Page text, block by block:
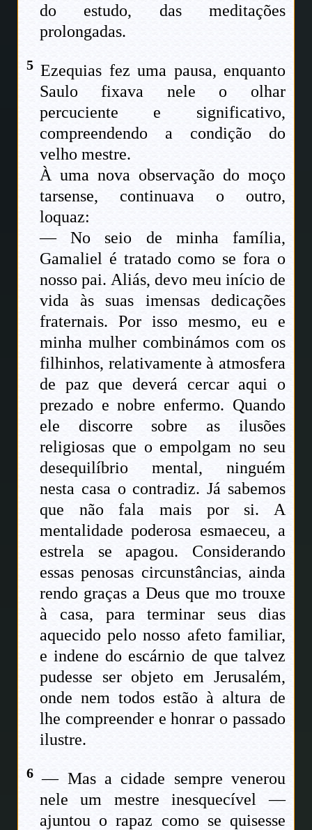
do estudo, das meditações
prolongadas.
5 Ezequias fez uma pausa, enquanto
Saulo fixava nele o olhar
percuciente e significativo,
compreendendo a condição do
velho mestre.
À uma nova observação do moço
tarsense, continuava o outro,
loquaz:
— No seio de minha família,
Gamaliel é tratado como se fora o
nosso pai. Aliás, devo meu início de
vida às suas imensas dedicações
fraternais. Por isso mesmo, eu e
minha mulher combinámos com os
filhinhos, relativamente à atmosfera
de paz que deverá cercar aqui o
prezado e nobre enfermo. Quando
ele discorre sobre as ilusões
religiosas que o empolgam no seu
desequilíbrio mental, ninguém
nesta casa o contradiz. Já sabemos
que não fala mais por si. A
mentalidade poderosa esmaeceu, a
estrela se apagou. Considerando
essas penosas circunstâncias, ainda
rendo graças a Deus que mo trouxe
à casa, para terminar seus dias
aquecido pelo nosso afeto familiar,
e indene do escárnio de que talvez
pudesse ser objeto em Jerusalém,
onde nem todos estão à altura de
lhe compreender e honrar o passado
ilustre.
6 — Mas a cidade sempre venerou
nele um mestre inesquecível —
ajuntou o rapaz como se quisesse